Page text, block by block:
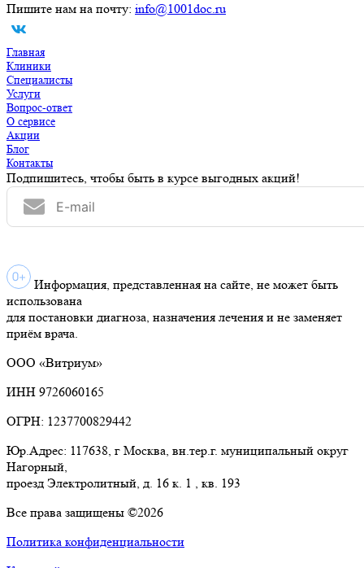
Пишите нам на почту: info@1001doc.ru
Главная
Клиники
Специалисты
Услуги
Вопрос-ответ
О сервисе
Акции
Блог
Контакты
Подпишитесь, чтобы быть в курсе выгодных акций!
Информация, представленная на сайте, не может быть
использована
для постановки диагноза, назначения лечения и не заменяет
приём врача.
ООО «Витриум»
ИНН 9726060165
ОГРН: 1237700829442
Юр.Адрес: 117638, г Москва, вн.тер.г. муниципальный округ
Нагорный,
проезд Электролитный, д. 16 к. 1 , кв. 193
Все права защищены ©2026
Политика конфиденциальности